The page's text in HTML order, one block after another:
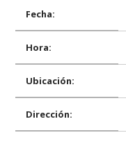
Fecha:
Hora:
Ubicación:
Dirección: